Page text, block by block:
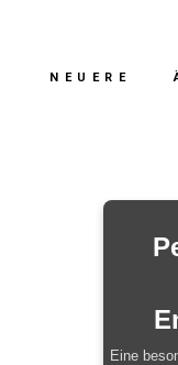
NEUERE
Eine